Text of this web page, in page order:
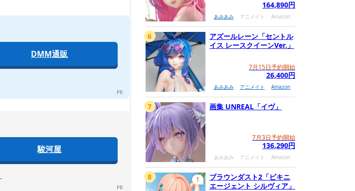
DMM通販
駿河屋
164,890円
あみあみ アニメイト Amazon
アズールレーン「セントル
イス レースクイーンVer.」
7月15日予約開始
26,400円
あみあみ アニメイト Amazon
6
画集 UNREAL「イヴ」
7月3日予約開始
136,290円
あみあみ アニメイト Amazon
7
ブラウンダスト2「ビキニ
エージェント シルヴィア」
1
8